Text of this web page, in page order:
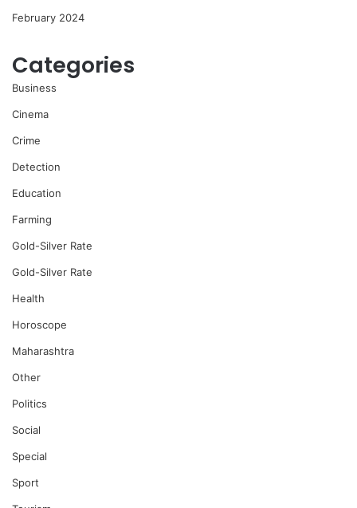
February 2024
Categories
Business
Cinema
Crime
Detection
Education
Farming
Gold-Silver Rate
Gold-Silver Rate
Health
Horoscope
Maharashtra
Other
Politics
Social
Special
Sport